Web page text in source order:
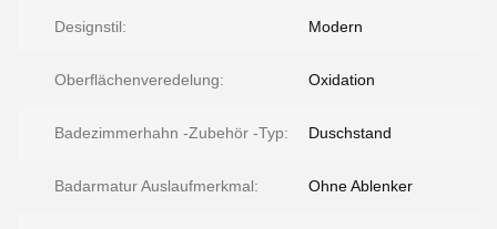
Designstil: Modern
Oberflächenveredelung: Oxidation
Badezimmerhahn -Zubehör -Typ: Duschstand
Badarmatur Auslaufmerkmal: Ohne Ablenker